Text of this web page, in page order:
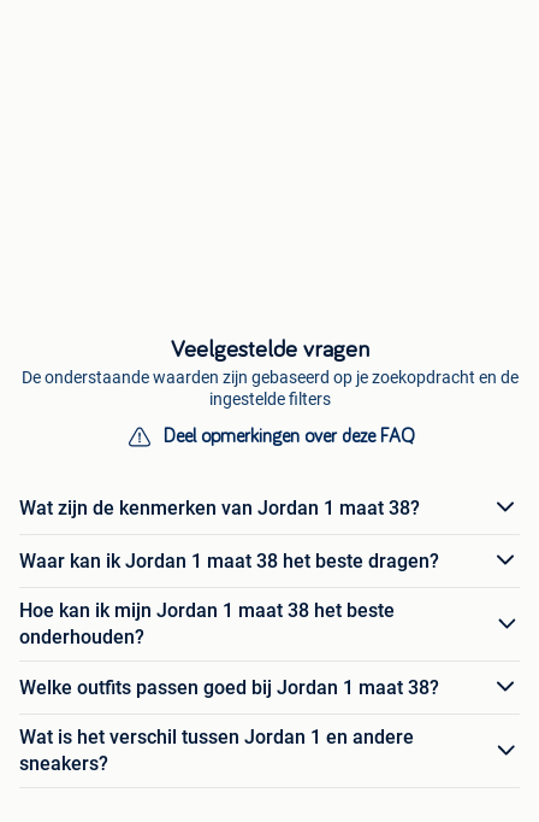
Veelgestelde vragen
De onderstaande waarden zijn gebaseerd op je zoekopdracht en de
ingestelde filters
Deel opmerkingen over deze FAQ
Wat zijn de kenmerken van Jordan 1 maat 38?
Waar kan ik Jordan 1 maat 38 het beste dragen?
Hoe kan ik mijn Jordan 1 maat 38 het beste
onderhouden?
Welke outfits passen goed bij Jordan 1 maat 38?
Wat is het verschil tussen Jordan 1 en andere
sneakers?